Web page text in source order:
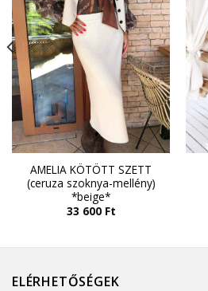
AMELIA KÖTÖTT SZETT
(ceruza szoknya-mellény)
*beige*
33 600 Ft
ELÉRHETŐSÉGEK